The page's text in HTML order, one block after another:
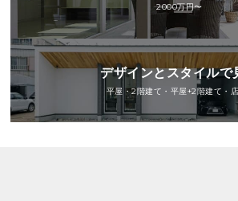
2000万円〜
デザインとスタイルで
平屋・2階建て・平屋+2階建て・店